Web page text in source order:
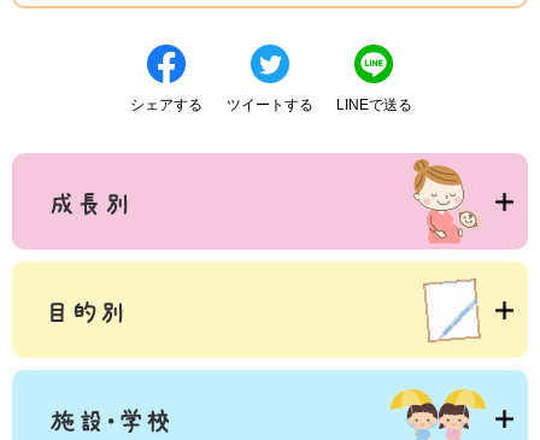
シェアする ツイートする LINEで送る